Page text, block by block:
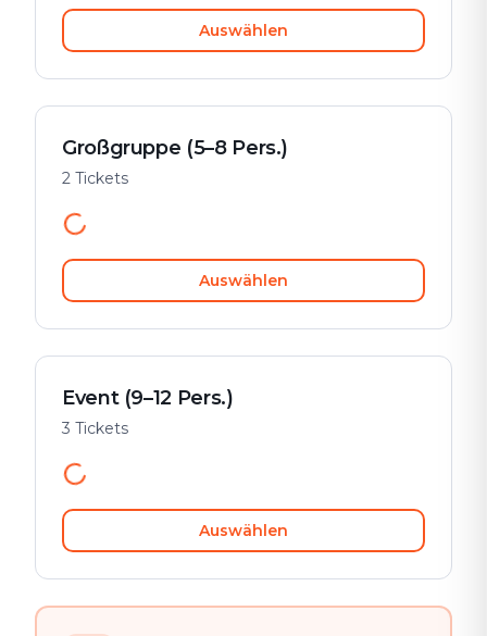
Auswählen
Großgruppe (5–8 Pers.)
2 Tickets
Auswählen
Event (9–12 Pers.)
3 Tickets
Auswählen